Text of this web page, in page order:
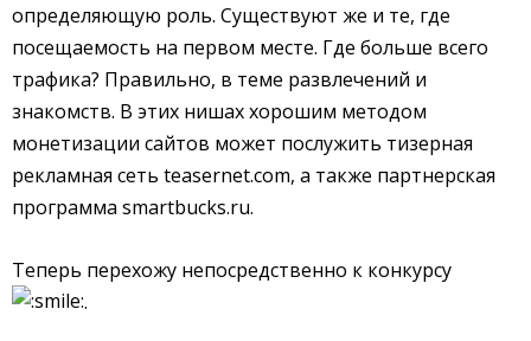
определяющую роль. Существуют же и те, где
посещаемость на первом месте. Где больше всего
трафика? Правильно, в теме развлечений и
знакомств. В этих нишах хорошим методом
монетизации сайтов может послужить тизерная
рекламная сеть teasernet.com, а также партнерская
программа smartbucks.ru.
Теперь перехожу непосредственно к конкурсу
.